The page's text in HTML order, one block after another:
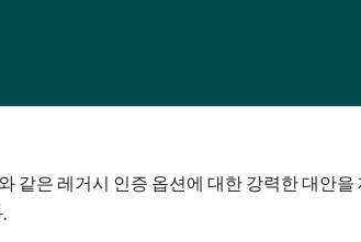
같은 레거시 인증 옵션에 대한 강력한 대안